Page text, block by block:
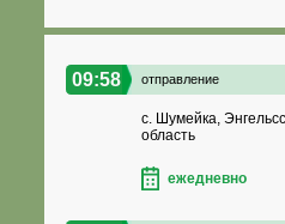
09:58 отправление
с. Шумейка,
область
ежедневно